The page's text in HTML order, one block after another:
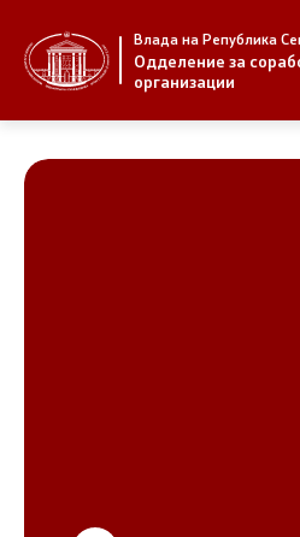
Влада на Република
Одделение за
организации
За нас
Регистар